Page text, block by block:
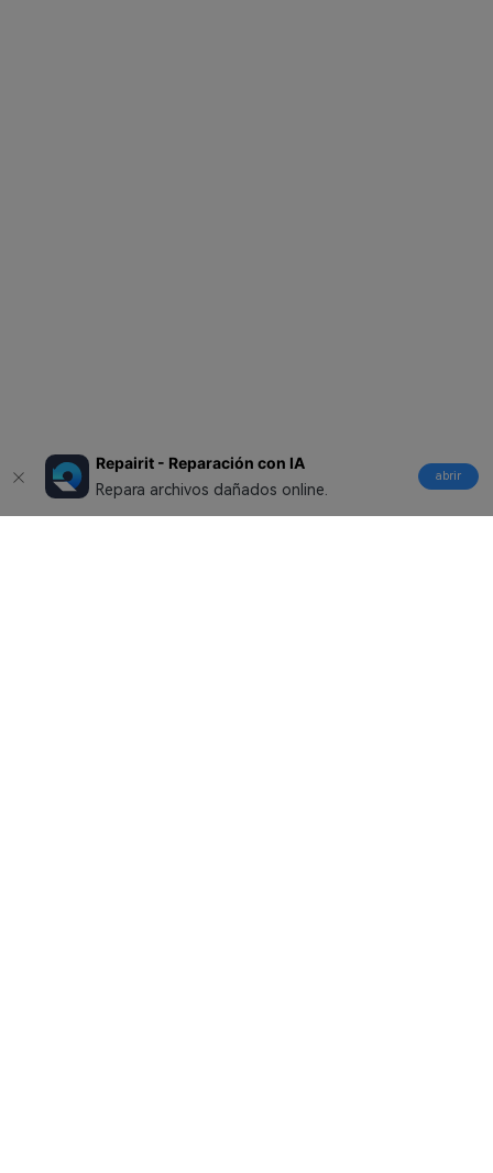
Repairit - Reparación con IA
Repara archivos dañados online.
abrir